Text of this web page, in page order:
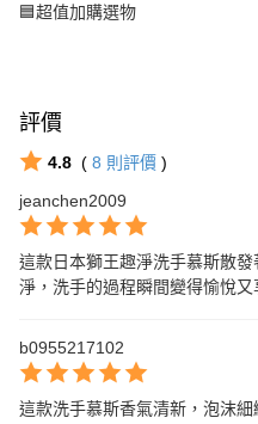
🟦超值加購選物
評價
4.8 ( 8 則評價 )
jeanchen2009
這款日本獅王趣淨洗手慕斯散
淨，洗手的過程瞬間變得愉悅又
b0955217102
這款洗手慕斯香氣清新，泡沫